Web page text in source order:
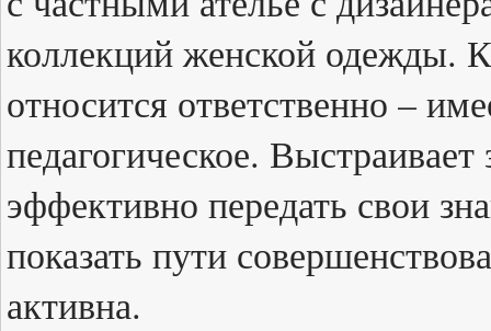
коллекций женской одежды.
относится ответственно –
педагогическое.
эффективно передать свои
показать пути
активна.